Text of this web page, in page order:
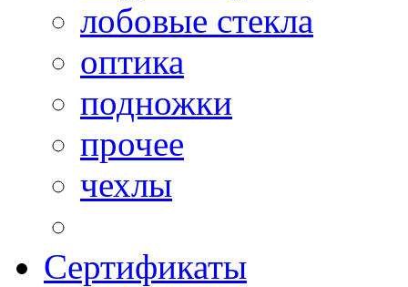
лобовые стекла
оптика
подножки
прочее
чехлы
Сертификаты